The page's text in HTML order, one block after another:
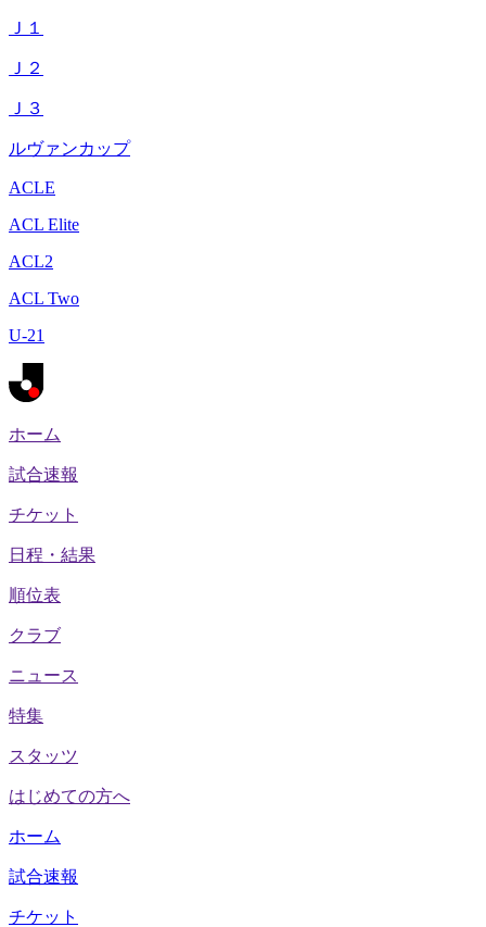
Ｊ１
Ｊ２
Ｊ３
ルヴァンカップ
ACLE
ACL Elite
ACL2
ACL Two
U-21
ホーム
試合速報
チケット
日程・結果
順位表
クラブ
ニュース
特集
スタッツ
はじめての方へ
ホーム
試合速報
チケット